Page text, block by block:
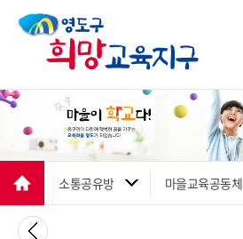
소통공유방 마을교육공동체